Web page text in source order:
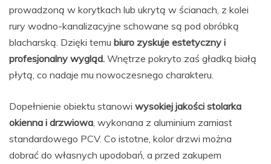
prowadzoną w korytkach lub ukrytą w ścianach, z kolei
rury wodno-kanalizacyjne schowane są pod obróbką
blacharską. Dzięki temu biuro zyskuje estetyczny i
profesjonalny wygląd. Wnętrze pokryto zaś gładką białą
płytą, co nadaje mu nowoczesnego charakteru.
Dopełnienie obiektu stanowi wysokiej jakości stolarka
okienna i drzwiowa , wykonana z aluminium zamiast
standardowego PCV. Co istotne, kolor drzwi można
dobrać do własnych upodobań, a przed zakupem